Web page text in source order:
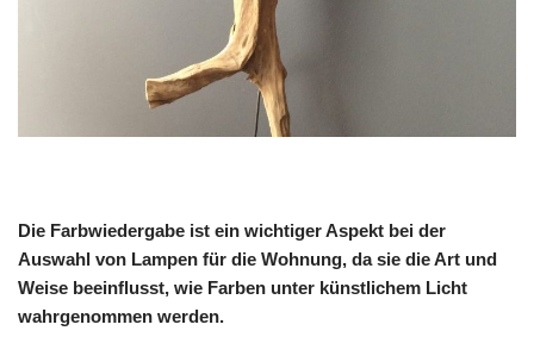
Die Farbwiedergabe ist ein wichtiger Aspekt bei der
Auswahl von Lampen für die Wohnung, da sie die Art und
Weise beeinflusst, wie Farben unter künstlichem Licht
wahrgenommen werden.